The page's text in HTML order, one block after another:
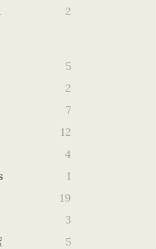
2
5
2
7
12
4
1
19
3
5